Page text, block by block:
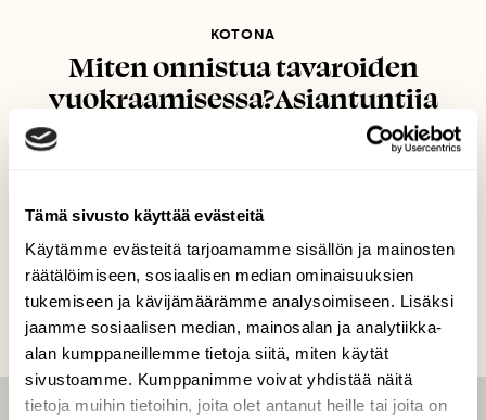
Tämä sivusto käyttää evästeitä
Käytämme evästeitä tarjoamamme sisällön ja mainosten
räätälöimiseen, sosiaalisen median ominaisuuksien
tukemiseen ja kävijämäärämme analysoimiseen. Lisäksi
jaamme sosiaalisen median, mainosalan ja analytiikka-
alan kumppaneillemme tietoja siitä, miten käytät
sivustoamme. Kumppanimme voivat yhdistää näitä
tietoja muihin tietoihin, joita olet antanut heille tai joita on
KOTONA
Miten onnistua tavaroiden
vuokraamisessa?Asiantuntija
muistuttaa verotuksesta ja